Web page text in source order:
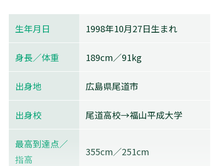
生年月日 1998年10月27日生まれ
身長／体重 189cm／91kg
出身地 広島県尾道市
出身校 尾道高校→福山平成大学
最高到達点／
指高
355cm／251cm